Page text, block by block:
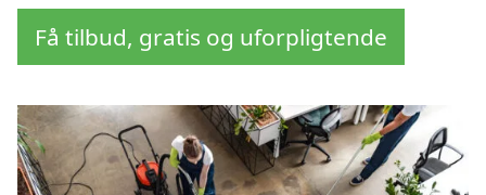
Få tilbud, gratis og uforpligtende